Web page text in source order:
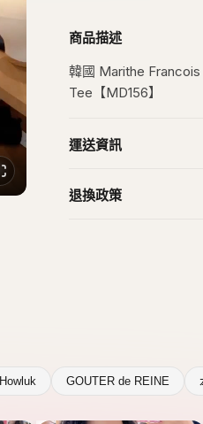
商品描述
韓國 Marithe
Tee【MD156】
運送資訊
退換政策
Howluk GOUTER de REINE